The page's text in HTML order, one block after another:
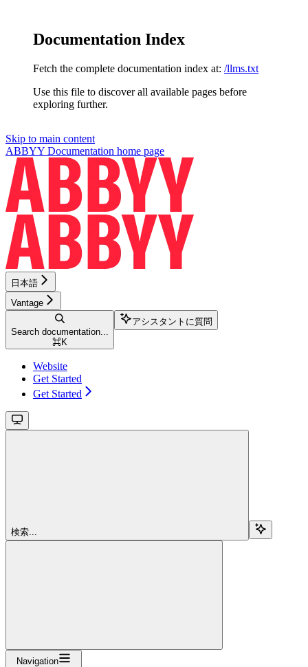
Documentation Index
Fetch the complete documentation index at: /llms.txt
Use this file to discover all available pages before
exploring further.
Skip to main content
ABBYY Documentation home page
日本語
Vantage
Search documentation...
⌘K
アシスタントに質問
Website
Get Started
Get Started
検索...
Navigation